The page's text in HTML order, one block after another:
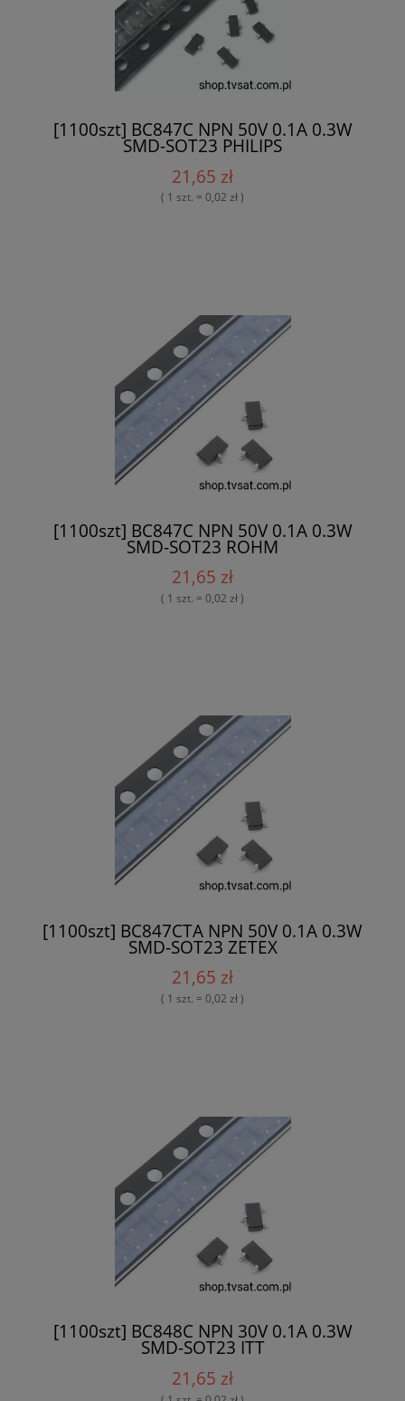
[1100szt] BC847C NPN 50V 0.1A 0.3W
SMD-SOT23 PHILIPS
21,65 zł
( 1 szt. = 0,02 zł )
[1100szt] BC847C NPN 50V 0.1A 0.3W
SMD-SOT23 ROHM
21,65 zł
( 1 szt. = 0,02 zł )
[1100szt] BC847CTA NPN 50V 0.1A 0.3W
SMD-SOT23 ZETEX
21,65 zł
( 1 szt. = 0,02 zł )
[1100szt] BC848C NPN 30V 0.1A 0.3W
SMD-SOT23 ITT
21,65 zł